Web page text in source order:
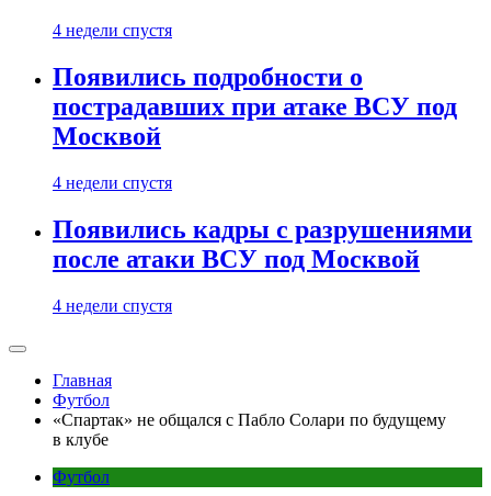
4 недели спустя
Появились подробности о
пострадавших при атаке ВСУ под
Москвой
4 недели спустя
Появились кадры с разрушениями
после атаки ВСУ под Москвой
4 недели спустя
Главная
Футбол
«Спартак» не общался с Пабло Солари по будущему
в клубе
Футбол